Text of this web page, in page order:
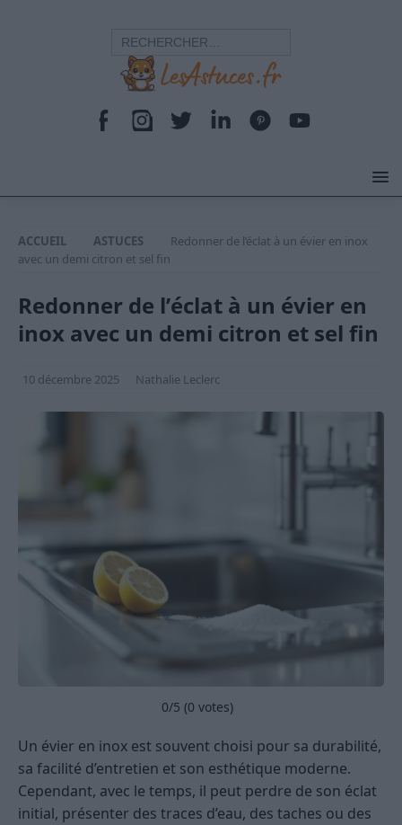
ACCUEIL ASTUCES
Redonner de l’éclat à un évier en inox
avec un demi citron et sel fin
Redonner de l’éclat à un évier en
inox avec un demi citron et sel fin
10 décembre 2025 Nathalie Leclerc
0/5 (0 votes)
Un évier en inox est souvent choisi pour sa durabilité,
sa facilité d’entretien et son esthétique moderne.
Cependant, avec le temps, il peut perdre de son éclat
initial, présenter des traces d’eau, des taches ou des